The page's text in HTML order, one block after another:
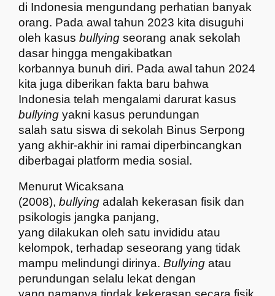
di Indonesia mengundang perhatian banyak
orang. Pada awal tahun 2023 kita disuguhi
oleh kasusbullying seorang anak sekolah
dasar hingga mengakibatkan
korbannya bunuh diri. Pada awal tahun 2024
kita juga diberikan fakta baru bahwa
Indonesia telah mengalami darurat kasus
bullying yakni kasus perundungan
salah satu siswa di sekolah Binus Serpong
yang akhir-akhir ini ramai diperbincangkan
diberbagai platform media sosial.
Menurut Wicaksana
(2008),bullying adalah kekerasan fisik dan
psikologis jangka panjang,
yang dilakukan oleh satu invididu atau
kelompok, terhadap seseorang yang tidak
mampu melindungi dirinya.Bullying atau
perundungan selalu lekat dengan